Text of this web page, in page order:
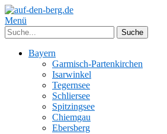
Menü
Bayern
Garmisch-Partenkirchen
Isarwinkel
Tegernsee
Schliersee
Spitzingsee
Chiemgau
Ebersberg